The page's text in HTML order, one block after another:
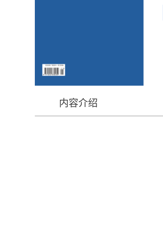
内容介绍